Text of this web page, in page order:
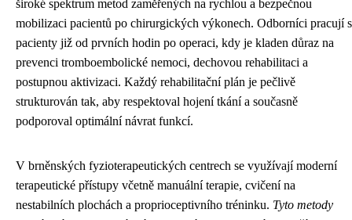
široké spektrum metod zaměřených na rychlou a bezpečnou
mobilizaci pacientů po chirurgických výkonech. Odborníci pracují s
pacienty již od prvních hodin po operaci, kdy je kladen důraz na
prevenci tromboembolické nemoci, dechovou rehabilitaci a
postupnou aktivizaci. Každý rehabilitační plán je pečlivě
strukturován tak, aby respektoval hojení tkání a současně
podporoval optimální návrat funkcí.
V brněnských fyzioterapeutických centrech se využívají moderní
terapeutické přístupy včetně manuální terapie, cvičení na
nestabilních plochách a proprioceptivního tréninku. Tyto metody